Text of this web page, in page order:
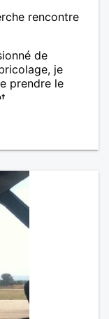
rencontre
de
je
prendre le